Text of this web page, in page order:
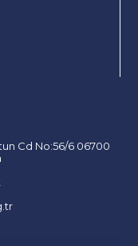
Cd No:56/6 06700